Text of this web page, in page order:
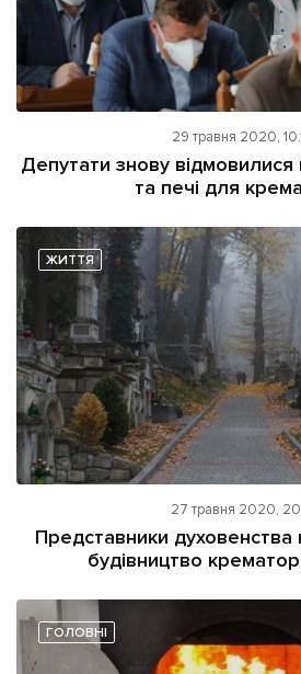
29 травня 2020,
Депутати знову відмовилися
та печі для
ЖИТТЯ
27 травня 2020,
Представники
будівництво
ГОЛОВНІ